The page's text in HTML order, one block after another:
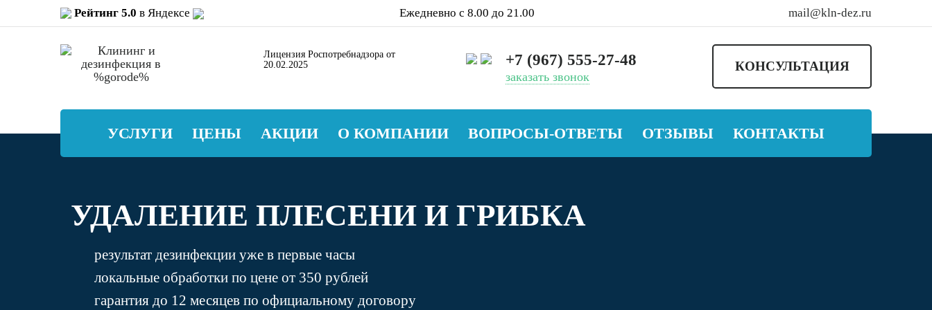
Рейтинг 5.0 в Яндексе Ежедневно с 8.00 до 21.00 mail@kln-dez.ru
Лицензия Роспотребнадзора от
20.02.2025
+7 (967) 555-27-48
заказать звонок
КОНСУЛЬТАЦИЯ
УСЛУГИ ЦЕНЫ АКЦИИ О КОМПАНИИ ВОПРОСЫ-ОТВЕТЫ ОТЗЫВЫ КОНТАКТЫ
УДАЛЕНИЕ ПЛЕСЕНИ И ГРИБКА
результат дезинфекции уже в первые часы
локальные обработки по цене от 350 рублей
гарантия до 12 месяцев по официальному договору